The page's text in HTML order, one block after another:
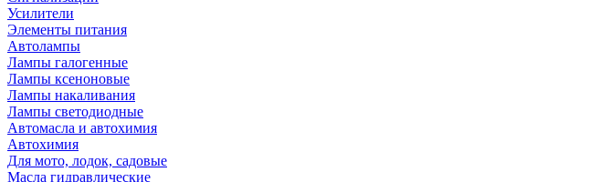
Усилители
Элементы питания
Автолампы
Лампы галогенные
Лампы ксеноновые
Лампы накаливания
Лампы светодиодные
Автомасла и автохимия
Автохимия
Для мото, лодок, садовые
Масла гидравлические